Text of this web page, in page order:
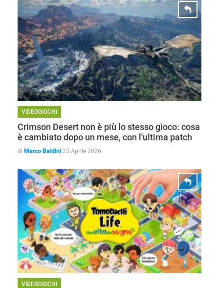
VIDEOGIOCHI
Crimson Desert non è più lo stesso gioco: cosa
è cambiato dopo un mese, con l'ultima patch
di Marco Baldini 23 Aprile 2026
VIDEOGIOCHI